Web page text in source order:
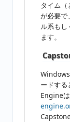
タイム
が必要
ル系も
ます。
ードす
Engineは